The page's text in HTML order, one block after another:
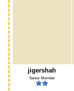
jigershah
Senior Member